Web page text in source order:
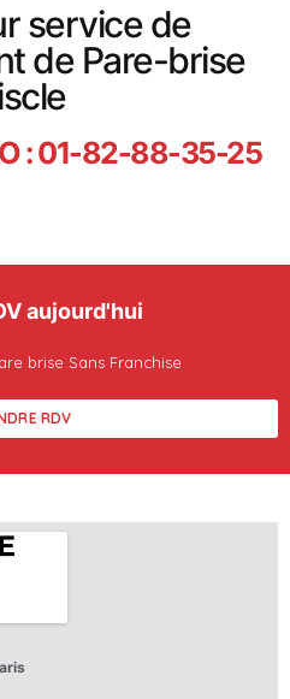
service de
de Pare-brise
: 01-82-88-35-25
aujourd'hui
brise Sans Franchise
RDV